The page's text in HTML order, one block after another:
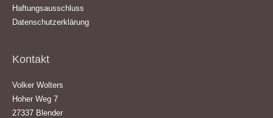
Haftungsausschluss
Datenschutzerklärung
Kontakt
Volker Wolters
Hoher Weg 7
27337 Blender